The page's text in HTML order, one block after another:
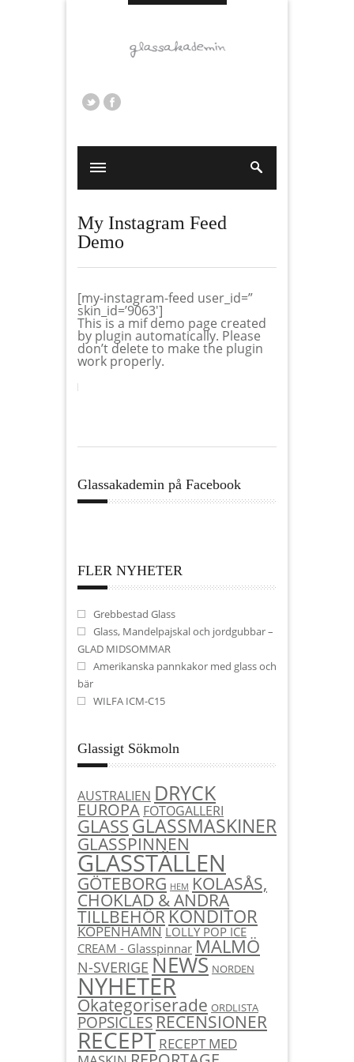
My Instagram Feed
Demo
[my-instagram-feed user_id=”
skin_id=’9063′]
This is a mif demo page created
by plugin automatically. Please
don’t delete to make the plugin
work properly.
Glassakademin på Facebook
FLER NYHETER
Grebbestad Glass
Glass, Mandelpajskal och jordgubbar –
GLAD MIDSOMMAR
Amerikanska pannkakor med glass och
bär
WILFA ICM-C15
Glassigt Sökmoln
AUSTRALIEN DRYCK
EUROPA FOTOGALLERI
GLASSGLASSMASKINER
GLASSPINNEN
GLASSTÄLLEN
GÖTEBORG HEM KOLASÅS,
CHOKLAD & ANDRA
TILLBEHÖRKONDITOR
KÖPENHAMN LOLLY POP ICE
CREAM - Glasspinnar MALMÖ
N-SVERIGE NEWS NORDEN
NYHETER
Okategoriserade ORDLISTA
POPSICLESRECENSIONER
RECEPT RECEPT MED